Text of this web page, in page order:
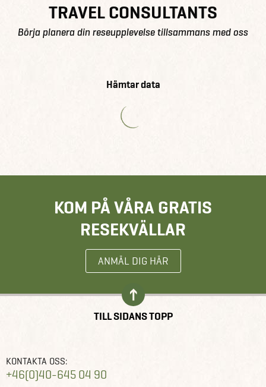
TRAVEL CONSULTANTS
Börja planera din reseupplevelse tillsammans med oss
Hämtar data
KOM PÅ VÅRA GRATIS
RESEKVÄLLAR
ANMÄL DIG HÄR
TILL SIDANS TOPP
KONTAKTA OSS:
+46(0)40-645 04 90